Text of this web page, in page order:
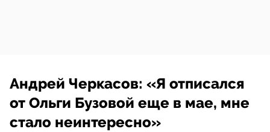
Андрей Черкасов: «Я отписался
от Ольги Бузовой еще в мае, мне
стало неинтересно»